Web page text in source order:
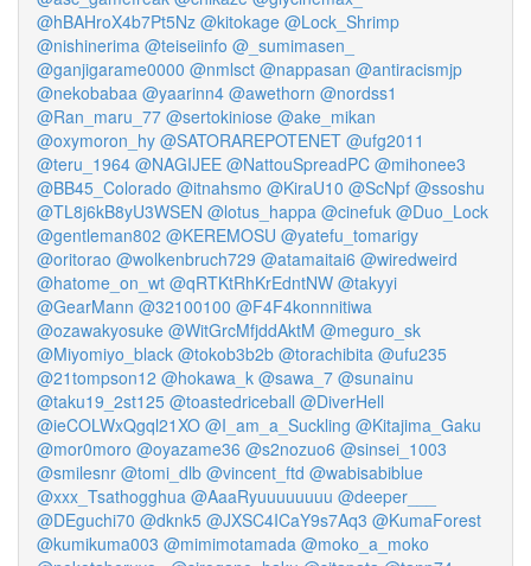
@hBAHroX4b7Pt5Nz @kitokage @Lock_Shrimp
@nishinerima @teiseiinfo @_sumimasen_
@ganjigarame0000 @nmlsct @nappasan @antiracismjp
@nekobabaa @yaarinn4 @awethorn @nordss1
@Ran_maru_77 @sertokiniose @ake_mikan
@oxymoron_hy @SATORAREPOTENET @ufg2011
@teru_1964 @NAGIJEE @NattouSpreadPC @mihonee3
@BB45_Colorado @itnahsmo @KiraU10 @ScNpf @ssoshu
@TL8j6kB8yU3WSEN @lotus_happa @cinefuk @Duo_Lock
@gentleman802 @KEREMOSU @yatefu_tomarigy
@oritorao @wolkenbruch729 @atamaitai6 @wiredweird
@hatome_on_wt @qRTKtRhKrEdntNW @takyyi
@GearMann @32100100 @F4F4konnnitiwa
@ozawakyosuke @WitGrcMfjddAktM @meguro_sk
@Miyomiyo_black @tokob3b2b @torachibita @ufu235
@21tompson12 @hokawa_k @sawa_7 @sunainu
@taku19_2st125 @toastedriceball @DiverHell
@ieCOLWxQgql21XO @I_am_a_Suckling @Kitajima_Gaku
@mor0moro @oyazame36 @s2nozuo6 @sinsei_1003
@smilesnr @tomi_dlb @vincent_ftd @wabisabiblue
@xxx_Tsathogghua @AaaRyuuuuuuuu @deeper___
@DEguchi70 @dknk5 @JXSC4ICaY9s7Aq3 @KumaForest
@kumikuma003 @mimimotamada @moko_a_moko